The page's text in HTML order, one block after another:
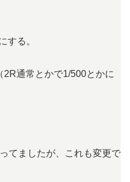
する。
2R通常とかで1/500とかに
てましたが、これも変更で